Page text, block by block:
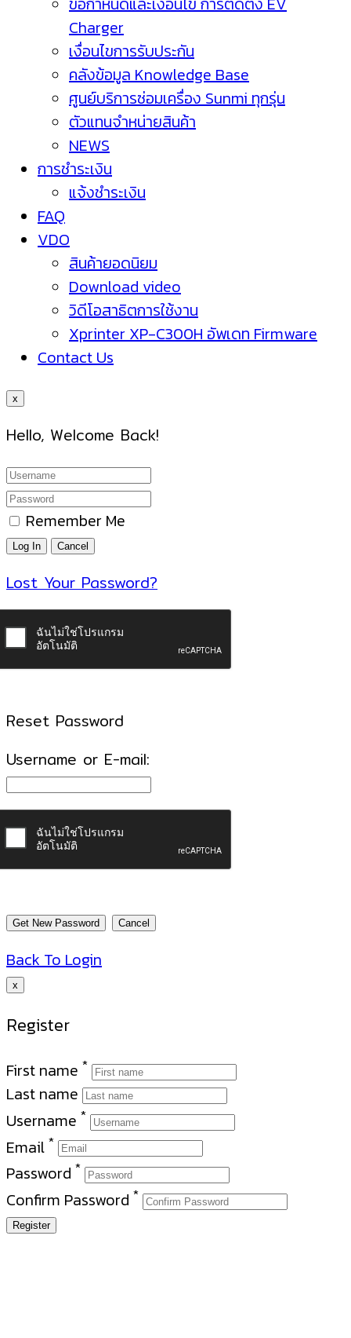
Charger
เงื่อนไขการรับประกัน
คลังข้อมูล Knowledge Base
ศูนย์บริการซ่อมเครื่อง Sunmi ทุกรุ่น
ตัวแทนจำหน่ายสินค้า
NEWS
การชำระเงิน
แจ้งชำระเงิน
FAQ
VDO
สินค้ายอดนิยม
Download video
วิดีโอสาธิตการใช้งาน
Xprinter XP-C300H อัพเดท Firmware
Contact Us
x
Hello, Welcome Back!
Remember Me
Lost Your Password?
Reset Password
Username or E-mail:
Back To Login
x
Register
First name *
Last name
Username *
Email *
Password *
Confirm Password *
Register